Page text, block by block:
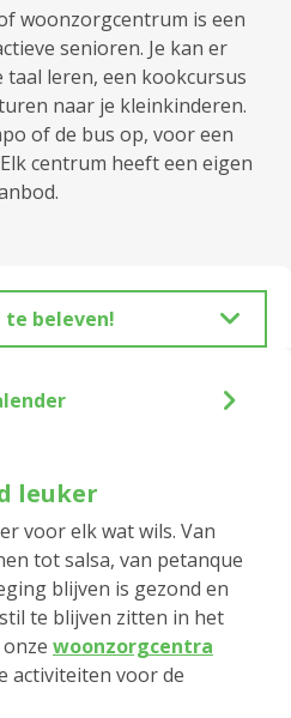
woonzorgcentrum is een
senioren. Je kan er
taal leren, een kookcursus
naar je kleinkinderen.
of de bus op, voor een
centrum heeft een eigen
te beleven!
leuker
voor elk wat wils. Van
tot salsa, van petanque
blijven is gezond en
te blijven zitten in het
woonzorgcentra
activiteiten voor de